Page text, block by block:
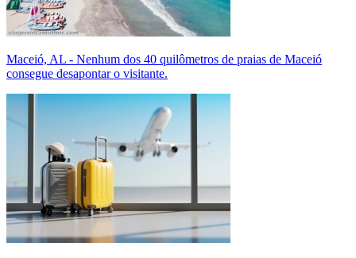
Maceió, AL - Nenhum dos 40 quilômetros de praias de Maceió
consegue desapontar o visitante.